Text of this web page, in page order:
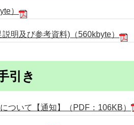
）
明及び参考資料)（560kbyte）
引き
ついて【通知】（PDF：106KB）